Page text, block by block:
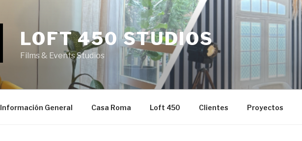
LOFT 450 STUDIOS
Films & Events Studios
Información General Casa Roma Loft 450 Clientes Proyectos